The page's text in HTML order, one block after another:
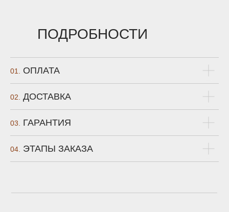
ПОДРОБНОСТИ
01. ОПЛАТА
02. ДОСТАВКА
03. ГАРАНТИЯ
04. ЭТАПЫ ЗАКАЗА